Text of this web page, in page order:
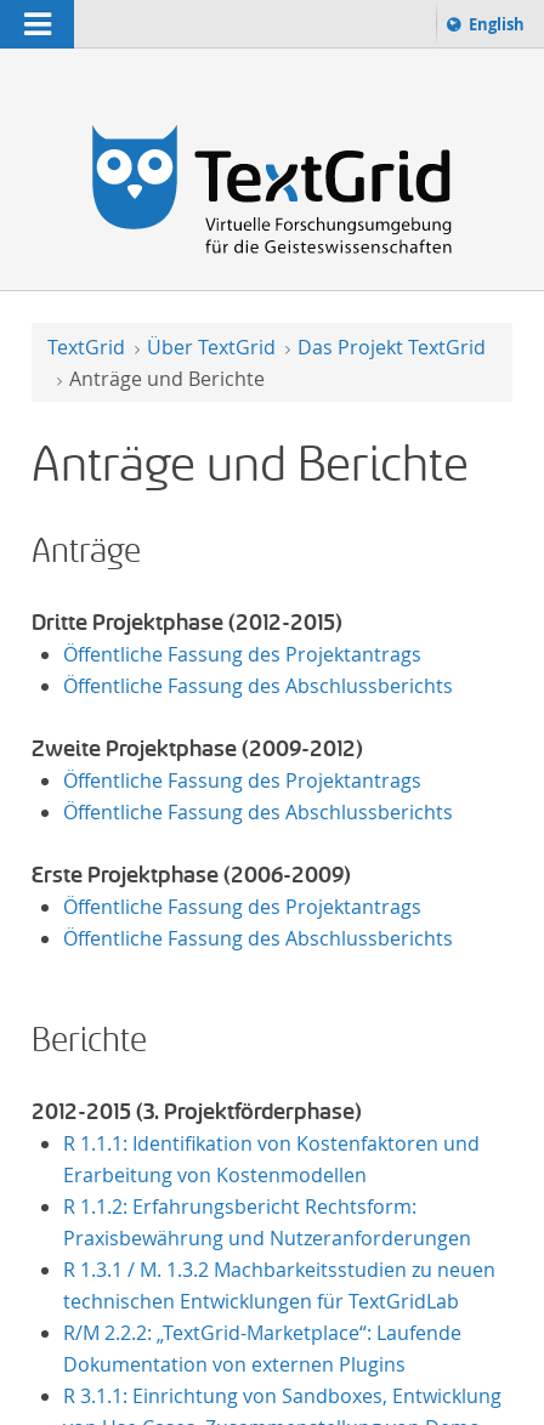
Navigation
zur Suche
Sprache
English
TextGrid Über TextGrid
Das Projekt TextGrid
Anträge und Berichte
Anträge und Berichte
Anträge
Dritte Projektphase (2012-2015)
Öffentliche Fassung des Projektantrags
Öffentliche Fassung des Abschlussberichts
Zweite Projektphase (2009-2012)
Öffentliche Fassung des Projektantrags
Öffentliche Fassung des Abschlussberichts
Erste Projektphase (2006-2009)
Öffentliche Fassung des Projektantrags
Öffentliche Fassung des Abschlussberichts
Berichte
2012-2015 (3. Projektförderphase)
R 1.1.1: Identifikation von Kostenfaktoren und
Erarbeitung von Kostenmodellen
R 1.1.2: Erfahrungsbericht Rechtsform:
Praxisbewährung und Nutzeranforderungen
R 1.3.1 / M. 1.3.2 Machbarkeitsstudien zu neuen
technischen Entwicklungen für TextGridLab
R/M 2.2.2: „TextGrid-Marketplace“: Laufende
Dokumentation von externen Plugins
R 3.1.1: Einrichtung von Sandboxes, Entwicklung